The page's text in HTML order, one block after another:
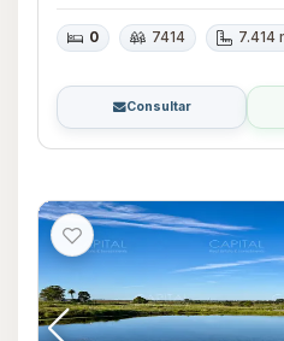
0 7414 7.414
Consultar